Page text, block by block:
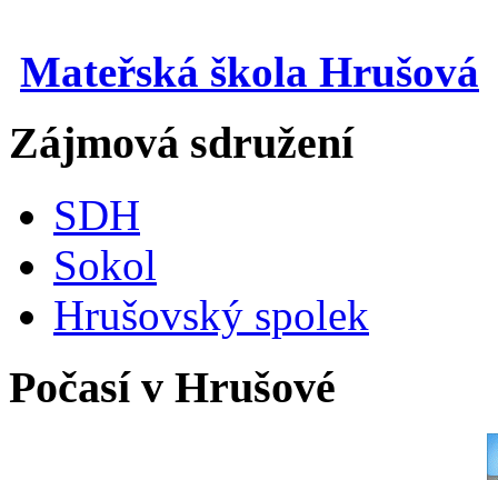
Mateřská škola Hrušová
Zájmová sdružení
SDH
Sokol
Hrušovský spolek
Počasí v Hrušové